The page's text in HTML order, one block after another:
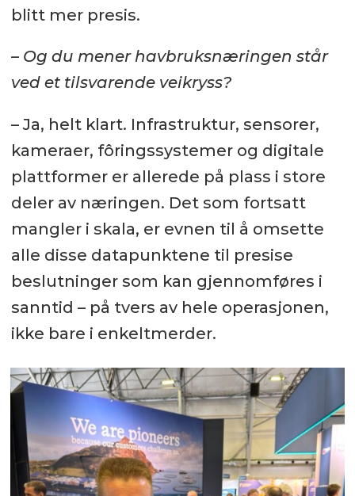
blitt mer presis.
– Og du mener havbruksnæringen står
ved et tilsvarende veikryss?
– Ja, helt klart. Infrastruktur, sensorer,
kameraer, fôringssystemer og digitale
plattformer er allerede på plass i store
deler av næringen. Det som fortsatt
mangler i skala, er evnen til å omsette
alle disse datapunktene til presise
beslutninger som kan gjennomføres i
sanntid – på tvers av hele operasjonen,
ikke bare i enkeltmerder.